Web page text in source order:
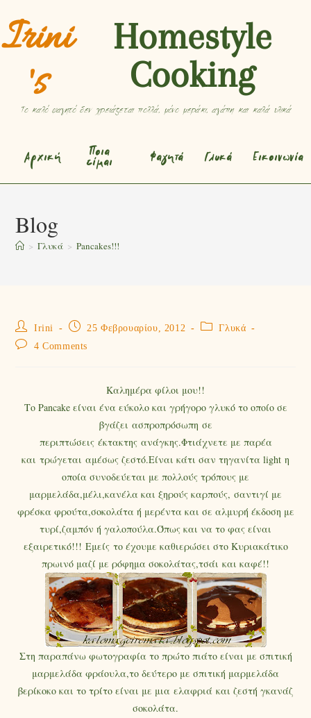
Irini
's
Homestyle
Cooking
Το καλό φαγητό δεν χρειάζεται πολλά, μόνο μεράκι, αγάπη και καλά υλικά
Αρχική
Ποια
είμαι
Φαγητά Γλυκά Εικοινωνία
Blog
> Γλυκά > Pancakes!!!
Irini 25 Φεβρουαρίου, 2012
Γλυκά
4 Comments
Καλημέρα φίλοι μου!!
Το Pancake είναι ένα εύκολο και γρήγορο γλυκό το οποίο σε
βγάζει ασπροπρόσωπη σε
περιπτώσεις έκτακτης ανάγκης.Φτιάχνετε με παρέα
και τρώγεται αμέσως ζεστό.Είναι κάτι σαν τηγανίτα light η
οποία συνοδεύεται με πολλούς τρόπους με
μαρμελάδα,μέλι,κανέλα και ξηρούς καρπούς, σαντιγί με
φρέσκα φρούτα,σοκολάτα ή μερέντα και σε αλμυρή έκδοση με
τυρί,ζαμπόν ή γαλοπούλα.Όπως και να το φας είναι
εξαιρετικό!!! Εμείς το έχουμε καθιερώσει στο Κυριακάτικο
πρωινό μαζί με ρόφημα σοκολάτας,τσάι και καφέ!!
Στη παραπάνω φωτογραφία το πρώτο πιάτο είναι με σπιτική
μαρμελάδα φράουλα,το δεύτερο με σπιτική μαρμελάδα
βερίκοκο και το τρίτο είναι με μια ελαφριά και ζεστή γκανάζ
σοκολάτα.